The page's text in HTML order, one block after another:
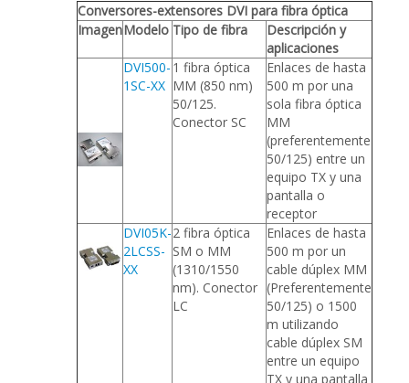
Conversores-extensores DVI para fibra óptica
ImagenModelo Tipo de fibra
Descripción y
aplicaciones
DVI500-
1SC-XX
1 fibra óptica
MM (850 nm)
50/125.
Conector SC
Enlaces de hasta
500 m por una
sola fibra óptica
MM
(preferentemente
50/125) entre un
equipo TX y una
pantalla o
receptor
DVI05K-
2LCSS-
XX
2 fibra óptica
SM o MM
(1310/1550
nm). Conector
LC
Enlaces de hasta
500 m por un
cable dúplex MM
(Preferentemente
50/125) o 1500
m utilizando
cable dúplex SM
entre un equipo
TX y una pantalla